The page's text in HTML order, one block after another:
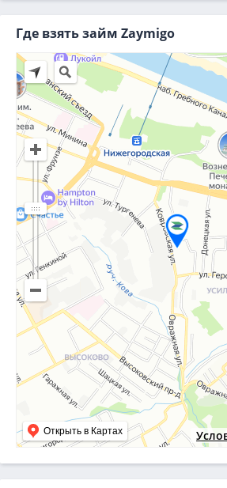
Где взять займ Zaymigo
Открыть в Картах